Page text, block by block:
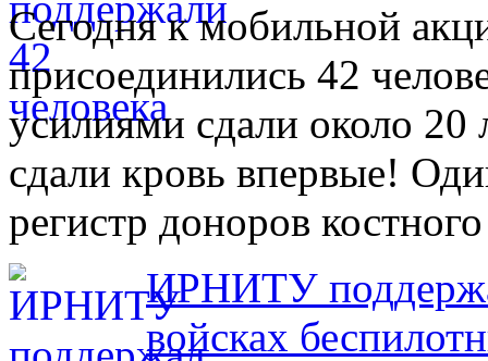
Сегодня к мобильной
присоединились 42
усилиями сдали около 20
сдали кровь впервые!
регистр доноров
ИРНИТУ
войсках